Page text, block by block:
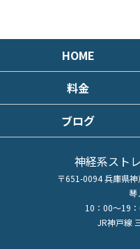
HOME
料金
ブログ
神経系スト
〒651-0094 兵庫県
琴
10：00～19
JR神戸線